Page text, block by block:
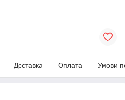
Доставка Оплата Умови